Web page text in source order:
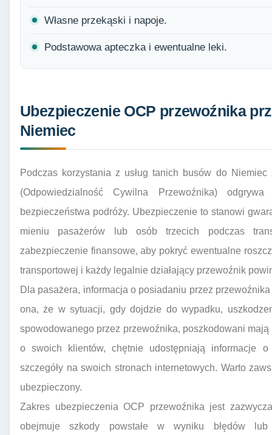
Własne przekąski i napoje.
Podstawowa apteczka i ewentualne leki.
Ubezpieczenie OCP przewoźnika
Niemiec
Podczas korzystania z usług tanich busów do
(Odpowiedzialność Cywilna Przewoźnika)
bezpieczeństwa podróży. Ubezpieczenie to stanowi
mieniu pasażerów lub osób trzecich podczas
zabezpieczenie finansowe, aby pokryć ewentualne
transportowej i każdy legalnie działający przewoźnik
Dla pasażera, informacja o posiadaniu przez
ona, że w sytuacji, gdy dojdzie do wypadku,
spowodowanego przez przewoźnika, poszkodowani
o swoich klientów, chętnie udostępniają informacje
szczegóły na swoich stronach internetowych. Warto
ubezpieczony.
Zakres ubezpieczenia OCP przewoźnika jest
obejmuje szkody powstałe w wyniku błędów lub